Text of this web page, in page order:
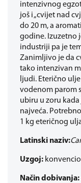
intenzivnog
još i „cvijet nad
do 20 m, a
godine. Izuzetno
industriji pa je
Zanimljivo je da
tako intenzivan
ljudi. Eterično
vodenom parom
ubiru u zoru
najveća.
1 kg eteričnog
Latinski naziv:
Uzgoj:
Način dobivanja: